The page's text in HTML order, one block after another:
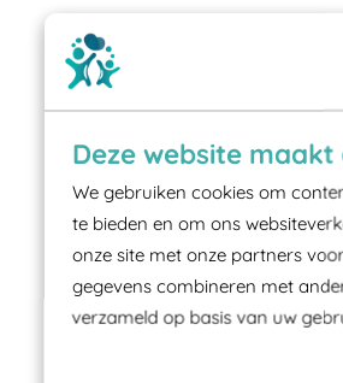
Deze website
We gebruiken cookies om
te bieden en om ons
onze site met onze partners
gegevens combineren met
verzameld op basis van uw